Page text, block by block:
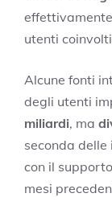
utenti
Alcune fonti
degli utenti
miliardi, ma
seconda
con il
mesi